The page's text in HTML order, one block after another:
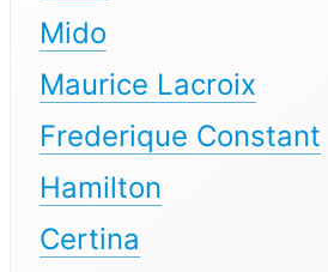
Mido
Maurice Lacroix
Frederique Constant
Hamilton
Certina